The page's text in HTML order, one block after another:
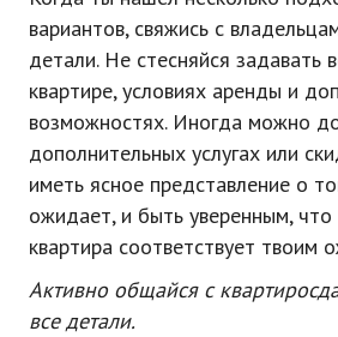
вариантов, свяжись с
детали. Не стесняйся задавать
квартире, условиях аренды и
возможностях. Иногда можно
дополнительных услугах или
иметь ясное представление о
ожидает, и быть уверенным, что
квартира соответствует твоим
Активно общайся с
все детали.